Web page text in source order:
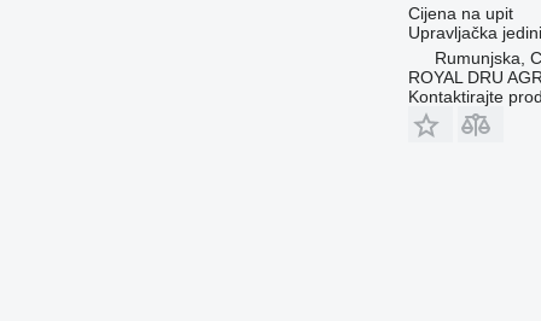
Cijena na upit
Upravljačka
Rumunjska,
ROYAL DRU
Kontaktirajte